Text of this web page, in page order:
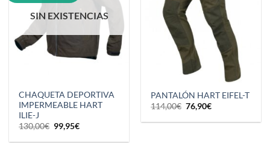
SIN EXISTENCIAS
CHAQUETA DEPORTIVA
IMPERMEABLE HART
ILIE-J
130,00€ El
precio
99,95€El
PANTALÓN HART EIFEL-T
114,00€ El
precio
original
76,90€El
actual